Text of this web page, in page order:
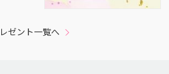
ゼント一覧へ